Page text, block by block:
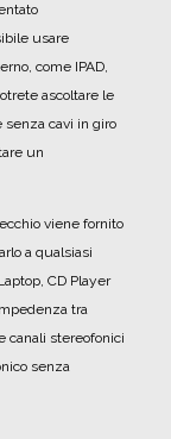
usare
come IPAD,
ascoltare le
cavi in giro
un
viene fornito
a qualsiasi
CD Player
tra
canali stereofonici
senza